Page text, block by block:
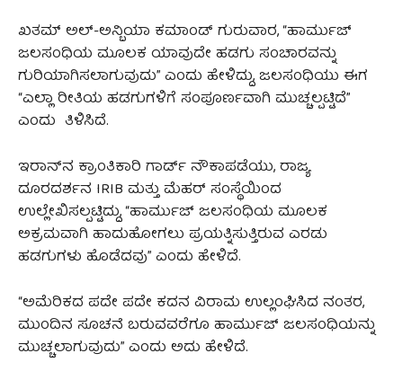
ಖತಮ್ ಅಲ್-ಅನ್ಬಿಯಾ ಕಮಾಂಡ್ ಗುರುವಾರ, “ಹಾರ್ಮುಜ್
ಜಲಸಂಧಿಯ ಮೂಲಕ ಯಾವುದೇ ಹಡಗು ಸಂಚಾರವನ್ನು
ಗುರಿಯಾಗಿಸಲಾಗುವುದು” ಎಂದು ಹೇಳಿದ್ದು, ಜಲಸಂಧಿಯು ಈಗ
“ಎಲ್ಲಾ ರೀತಿಯ ಹಡಗುಗಳಿಗೆ ಸಂಪೂರ್ಣವಾಗಿ ಮುಚ್ಚಲ್ಪಟ್ಟಿದೆ”
ಎಂದು ತಿಳಿಸಿದೆ.
ಇರಾನ್‌ನ ಕ್ರಾಂತಿಕಾರಿ ಗಾರ್ಡ್ ನೌಕಾಪಡೆಯು, ರಾಜ್ಯ
ದೂರದರ್ಶನ IRIB ಮತ್ತು ಮೆಹರ್ ಸಂಸ್ಥೆಯಿಂದ
ಉಲ್ಲೇಖಿಸಲ್ಪಟ್ಟಿದ್ದು, “ಹಾರ್ಮುಜ್ ಜಲಸಂಧಿಯ ಮೂಲಕ
ಅಕ್ರಮವಾಗಿ ಹಾದುಹೋಗಲು ಪ್ರಯತ್ನಿಸುತ್ತಿರುವ ಎರಡು
ಹಡಗುಗಳು ಹೊಡೆದವು” ಎಂದು ಹೇಳಿದೆ.
“ಅಮೆರಿಕದ ಪದೇ ಪದೇ ಕದನ ವಿರಾಮ ಉಲ್ಲಂಘಿಸಿದ ನಂತರ,
ಮುಂದಿನ ಸೂಚನೆ ಬರುವವರೆಗೂ ಹಾರ್ಮುಜ್ ಜಲಸಂಧಿಯನ್ನು
ಮುಚ್ಚಲಾಗುವುದು” ಎಂದು ಅದು ಹೇಳಿದೆ.